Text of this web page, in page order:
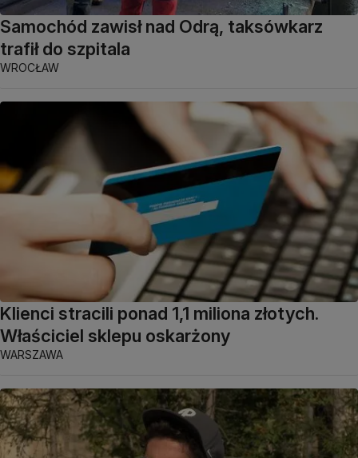
Samochód zawisł nad Odrą, taksówkarz
trafił do szpitala
WROCŁAW
Klienci stracili ponad 1,1 miliona złotych.
Właściciel sklepu oskarżony
WARSZAWA